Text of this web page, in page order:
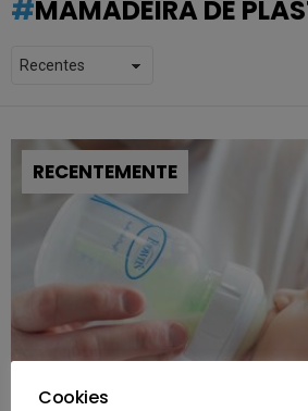
MAMADEIRA DE
RECENTEMENTE
20 Partilhas
Cookies